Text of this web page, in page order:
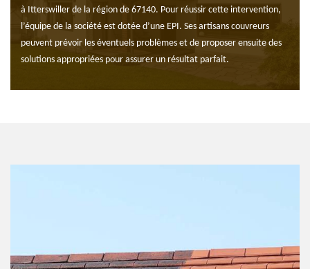
à Itterswiller de la région de 67140. Pour réussir cette intervention,
l’équipe de la société est dotée d’une EPI. Ses artisans couvreurs
peuvent prévoir les éventuels problèmes et de proposer ensuite des
solutions appropriées pour assurer un résultat parfait.